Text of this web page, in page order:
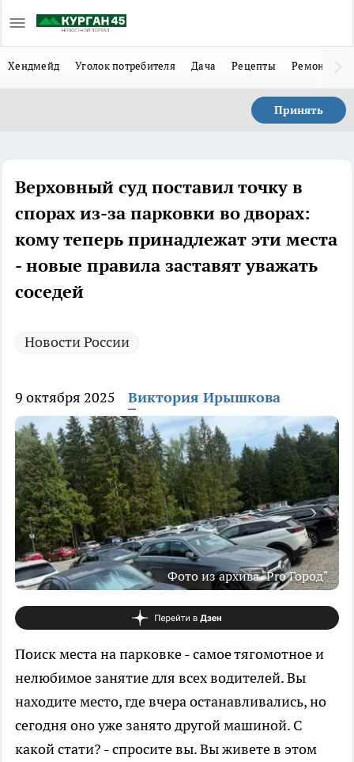
Хендмейд Уголок потребителя Дача Рецепты Ремонт
Принять
Верховный суд поставил точку в
спорах из-за парковки во дворах:
кому теперь принадлежат эти места
- новые правила заставят уважать
соседей
Новости России
9 октября 2025 Виктория Ирышкова
Фото из архива "Pro Город"
Поиск места на парковке - самое тягомотное и
нелюбимое занятие для всех водителей. Вы
находите место, где вчера останавливались, но
сегодня оно уже занято другой машиной. С
какой стати? - спросите вы. Вы живете в этом